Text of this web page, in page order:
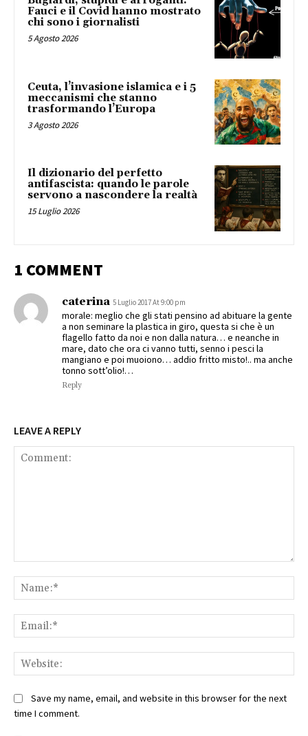
Fauci e il Covid hanno mostrato
chi sono i giornalisti
5 Agosto 2026
Ceuta, l’invasione islamica e i 5
meccanismi che stanno
trasformando l’Europa
3 Agosto 2026
Il dizionario del perfetto
antifascista: quando le parole
servono a nascondere la realtà
15 Luglio 2026
1 COMMENT
caterina 5 Luglio 2017 At 9:00 pm
morale: meglio che gli stati pensino ad abituare la gente
a non seminare la plastica in giro, questa si che è un
flagello fatto da noi e non dalla natura… e neanche in
mare, dato che ora ci vanno tutti, senno i pesci la
mangiano e poi muoiono… addio fritto misto!.. ma anche
tonno sott’olio!…
Reply
LEAVE A REPLY
Save my name, email, and website in this browser for the next
time I comment.